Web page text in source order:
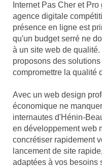
Internet Pas Cher et
agence digitale
présence en ligne est
qu'un budget serré ne
à un site web de
proposons des
compromettre la qualité
Avec un web design
économique ne
internautes d'Hénin-
en développement web
concrétiser rapidement
lancement de site
adaptées à vos besoins